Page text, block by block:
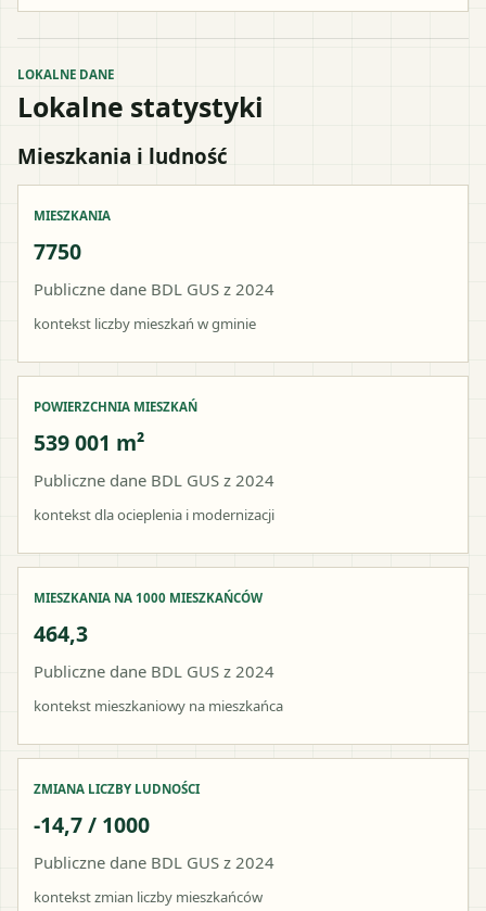
LOKALNE DANE
Lokalne statystyki
Mieszkania i ludność
MIESZKANIA
7750
Publiczne dane BDL GUS z 2024
kontekst liczby mieszkań w gminie
POWIERZCHNIA MIESZKAŃ
539 001 m²
Publiczne dane BDL GUS z 2024
kontekst dla ocieplenia i modernizacji
MIESZKANIA NA 1000 MIESZKAŃCÓW
464,3
Publiczne dane BDL GUS z 2024
kontekst mieszkaniowy na mieszkańca
ZMIANA LICZBY LUDNOŚCI
-14,7 / 1000
Publiczne dane BDL GUS z 2024
kontekst zmian liczby mieszkańców